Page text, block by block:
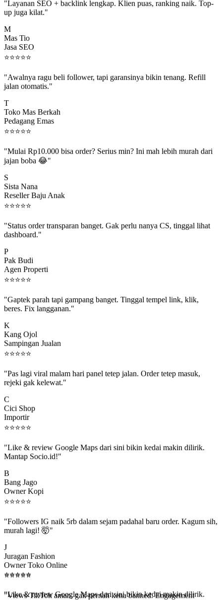
up juga kilat."
Mas Tio
Jasa SEO
⭐⭐⭐⭐⭐
jalan otomatis."
Toko Mas Berkah
Pedagang Emas
⭐⭐⭐⭐⭐
jajan boba 😂"
Sista Nana
Reseller Baju Anak
⭐⭐⭐⭐⭐
dashboard."
Pak Budi
Agen Properti
⭐⭐⭐⭐⭐
beres. Fix langganan."
Kang Ojol
Sampingan Jualan
⭐⭐⭐⭐⭐
rejeki gak kelewat."
Cici Shop
Importir
⭐⭐⭐⭐⭐
Mantap Socio.id!"
Bang Jago
Owner Kopi
⭐⭐⭐⭐ ⭐
murah lagi! 🤯"
Juragan Fashion
Owner Toko Online
⭐⭐⭐⭐ ⭐
beneran naik, algoritma suka."
⭐ ⭐ ⭐ ⭐ ⭐